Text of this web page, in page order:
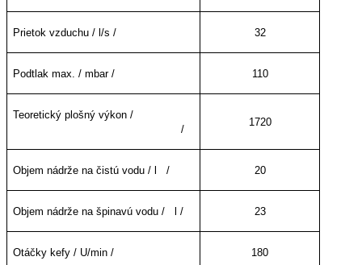
Prietok vzduchu / l/s / 32
Podtlak max. / mbar / 110
Teoretický plošný výkon /
/
1720
Objem nádrže na čistú vodu / l / 20
Objem nádrže na špinavú vodu / l / 23
Otáčky kefy / U/min / 180